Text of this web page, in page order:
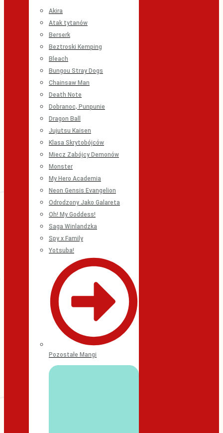
Akira
Atak tytanów
Berserk
Beztroski Kemping
Bleach
Bungou Stray Dogs
Chainsaw Man
Death Note
Dobranoc, Punpunie
Dragon Ball
Jujutsu Kaisen
Klasa Skrytobójców
Miecz Zabójcy Demonów
Monster
My Hero Academia
Neon Gensis Evangelion
Odrodzony Jako Galareta
Oh! My Goddess!
Saga Winlandzka
Spy x Family
Yotsuba!
Pozostałe Mangi